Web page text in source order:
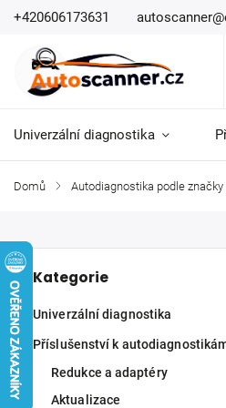
+420606173631
Univerzální diagnostika
Domů / Autodiagnostika podle značky
Kategorie
Univerzální diagnostika
Příslušenství k
Redukce a adaptéry
Aktualizace